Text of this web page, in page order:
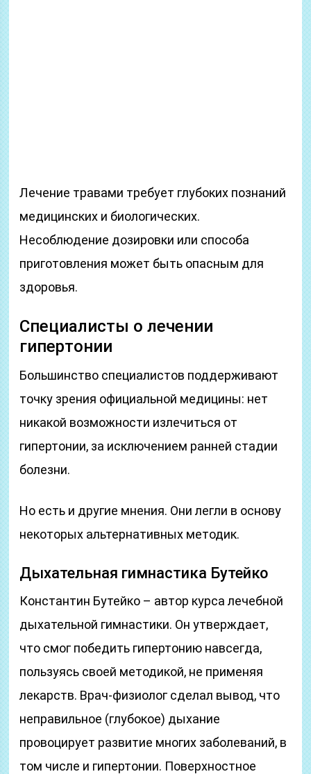
Лечение травами требует глубоких познаний
медицинских и биологических.
Несоблюдение дозировки или способа
приготовления может быть опасным для
здоровья.
Специалисты о лечении
гипертонии
Большинство специалистов поддерживают
точку зрения официальной медицины: нет
никакой возможности излечиться от
гипертонии, за исключением ранней стадии
болезни.
Но есть и другие мнения. Они легли в основу
некоторых альтернативных методик.
Дыхательная гимнастика Бутейко
Константин Бутейко – автор курса лечебной
дыхательной гимнастики. Он утверждает,
что смог победить гипертонию навсегда,
пользуясь своей методикой, не применяя
лекарств. Врач-физиолог сделал вывод, что
неправильное (глубокое) дыхание
провоцирует развитие многих заболеваний, в
том числе и гипертонии. Поверхностное